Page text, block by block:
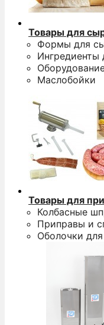
Товары для
Формы для
Ингредиенты
Маслобойки
Товары для
Колбасные
Приправы и
Оболочки